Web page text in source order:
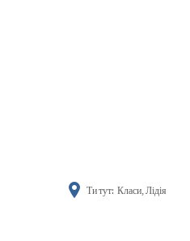
Ти тут: Класи, Лідія